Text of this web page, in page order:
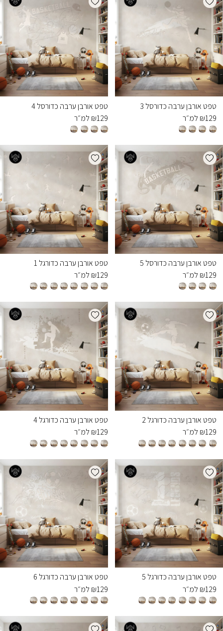
טפט אורבן ערבה כדורסל 3
₪129 למ״ר
טפט אורבן ערבה כדורסל 4
₪129 למ״ר
Add wishlist
טפט אורבן ערבה כדורסל 5
₪129 למ״ר
Add wishlist
טפט אורבן ערבה כדורגל 1
₪129 למ״ר
Add wishlist
טפט אורבן ערבה כדורגל 2
₪129 למ״ר
Add wishlist
טפט אורבן ערבה כדורגל 4
₪129 למ״ר
Add wishlist
טפט אורבן ערבה כדורגל 5
₪129 למ״ר
Add wishlist
טפט אורבן ערבה כדורגל 6
₪129 למ״ר
Add wishlist
Add wishlist